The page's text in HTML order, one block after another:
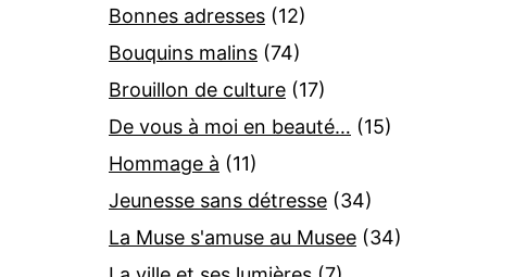
Bonnes adresses (12)
Bouquins malins (74)
Brouillon de culture (17)
De vous à moi en beauté… (15)
Hommage à (11)
Jeunesse sans détresse (34)
La Muse s'amuse au Musee (34)